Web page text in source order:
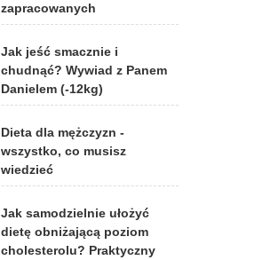
zapracowanych
Jak jeść smacznie i
chudnąć? Wywiad z Panem
Danielem (-12kg)
Dieta dla mężczyzn -
wszystko, co musisz
wiedzieć
Jak samodzielnie ułożyć
dietę obniżającą poziom
cholesterolu? Praktyczny